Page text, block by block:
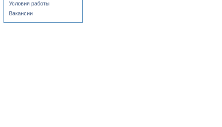
Условия работы
Вакансии